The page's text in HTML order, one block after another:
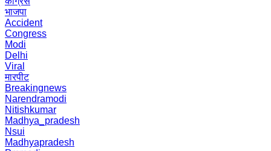
भाजपा
Accident
Congress
Modi
Delhi
Viral
मारपीट
Breakingnews
Narendramodi
Nitishkumar
Madhya_pradesh
Nsui
Madhyapradesh